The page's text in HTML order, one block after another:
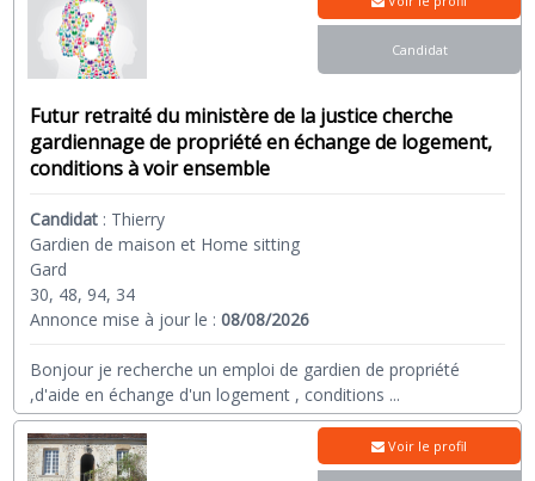
Futur retraité du ministère de la justice cherche
gardiennage de propriété en échange de logement,
conditions à voir ensemble
Candidat : Thierry
Gardien de maison et Home sitting
Gard
30, 48, 94, 34
Annonce mise à jour le :08/08/2026
Bonjour je recherche un emploi de gardien de propriété
,d'aide en échange d'un logement , conditions ...
Candidat
Voir le profil